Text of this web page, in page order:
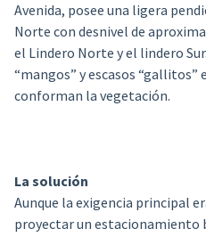
Avenida, posee una ligera
Norte con desnivel de
el Lindero Norte y el lindero
“mangos” y escasos “gallitos”
conforman la vegetación.
La solución
Aunque la exigencia principal
proyectar un estacionamiento